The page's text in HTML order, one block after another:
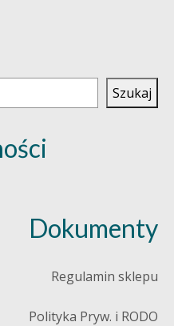
Szukaj
Dokumenty
Regulamin sklepu
Polityka Pryw. i RODO